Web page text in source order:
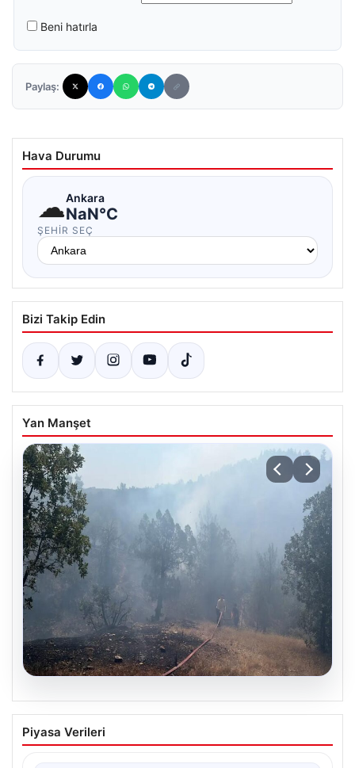
Beni hatırla
Paylaş:
Hava Durumu
☁Ankara
NaN°C
ŞEHIR SEÇ
Bizi Takip Edin
Yan Manşet
Bursa’daki orman yangını kontrol altında
Piyasa Verileri